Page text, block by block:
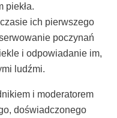
pie­kła.
ich pierw­sze­go
poczy­nań
i odpo­wia­da­nie im,
ludźmi.
i mode­ra­to­rem
doświad­czo­ne­go